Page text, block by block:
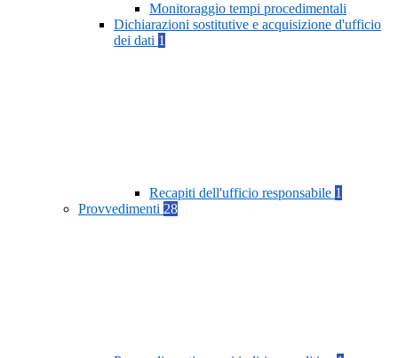
Monitoraggio tempi procedimentali
Dichiarazioni sostitutive e acquisizione d'ufficio
dei dati 1
Recapiti dell'ufficio responsabile 1
Provvedimenti 28